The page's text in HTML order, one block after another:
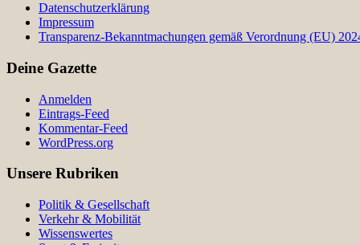
Datenschutzerklärung
Impressum
Transparenz-Bekanntmachungen gemäß Verordnung (EU)
Deine Gazette
Anmelden
Eintrags-Feed
Kommentar-Feed
WordPress.org
Unsere Rubriken
Politik & Gesellschaft
Verkehr & Mobilität
Wissenswertes